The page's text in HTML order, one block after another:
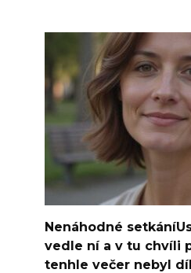
Nenáhodné
vedle ní a v tu chvíli
tenhle večer nebyl